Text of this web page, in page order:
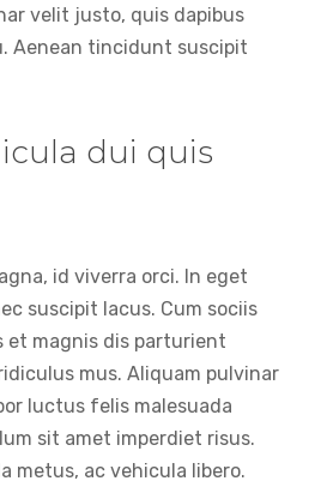
velit justo, quis dapibus
Aenean tincidunt suscipit
dui quis
id viverra orci. In eget
suscipit lacus. Cum sociis
et magnis dis parturient
mus. Aliquam pulvinar
luctus felis malesuada
sit amet imperdiet risus.
metus, ac vehicula libero.